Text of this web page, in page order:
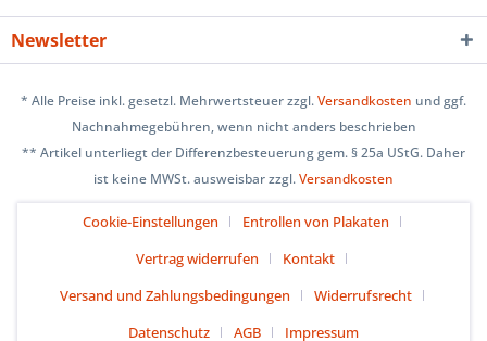
Newsletter
* Alle Preise inkl. gesetzl. Mehrwertsteuer zzgl.Versandkosten und ggf.
Nachnahmegebühren, wenn nicht anders beschrieben
** Artikel unterliegt der Differenzbesteuerung gem. § 25a UStG. Daher
ist keine MWSt. ausweisbar zzgl.Versandkosten
Cookie-Einstellungen
Entrollen von Plakaten
Vertrag widerrufen
Kontakt
Versand und Zahlungsbedingungen
Widerrufsrecht
Datenschutz
AGB Impressum